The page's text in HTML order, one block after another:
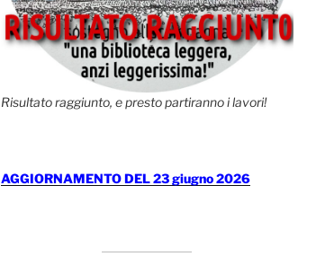
Risultato raggiunto, e presto partiranno i lavori!
AGGIORNAMENTO DEL 23 giugno 2026